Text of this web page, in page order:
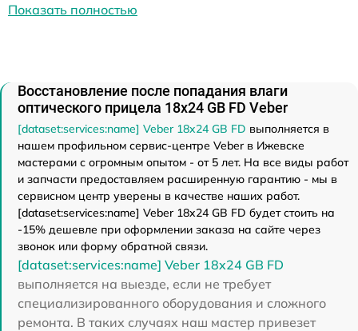
Показать полностью
Восстановление после попадания влаги
оптического прицела 18x24 GB FD Veber
[dataset:services:name] Veber 18x24 GB FD выполняется в
нашем профильном сервис-центре Veber в Ижевске
мастерами с огромным опытом - от 5 лет. На все виды работ
и запчасти предоставляем расширенную гарантию - мы в
сервисном центр уверены в качестве наших работ.
[dataset:services:name] Veber 18x24 GB FD будет стоить на
-15% дешевле при оформлении заказа на сайте через
звонок или форму обратной связи.
[dataset:services:name] Veber 18x24 GB FD
выполняется на выезде, если не требует
специализированного оборудования и сложного
ремонта. В таких случаях наш мастер привезет